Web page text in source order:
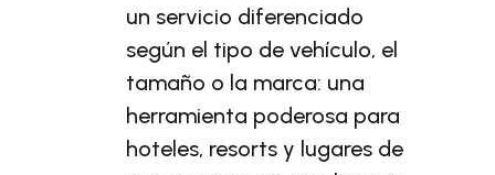
un servicio diferenciado
según el tipo de vehículo, el
tamaño o la marca: una
herramienta poderosa para
hoteles, resorts y lugares de